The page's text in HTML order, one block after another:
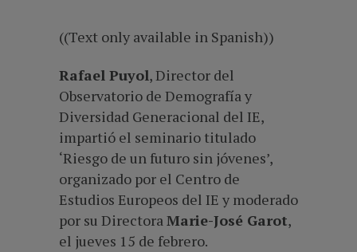
((Text only available in Spanish))
Rafael Puyol, Director del
Observatorio de Demografía y
Diversidad Generacional del IE,
impartió el seminario titulado
‘Riesgo de un futuro sin jóvenes’,
organizado por el Centro de
Estudios Europeos del IE y moderado
por su DirectoraMarie-José Garot,
el jueves 15 de febrero.